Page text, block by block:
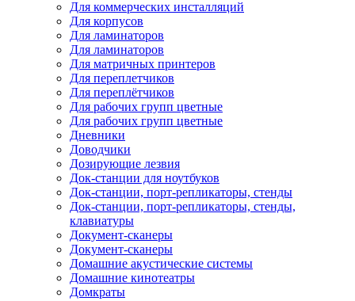
Для коммерческих инсталляций
Для корпусов
Для ламинаторов
Для ламинаторов
Для матричных принтеров
Для переплетчиков
Для переплётчиков
Для рабочих групп цветные
Для рабочих групп цветные
Дневники
Доводчики
Дозирующие лезвия
Док-станции для ноутбуков
Док-станции, порт-репликаторы, стенды
Док-станции, порт-репликаторы, стенды,
клавиатуры
Документ-сканеры
Документ-сканеры
Домашние акустические системы
Домашние кинотеатры
Домкраты